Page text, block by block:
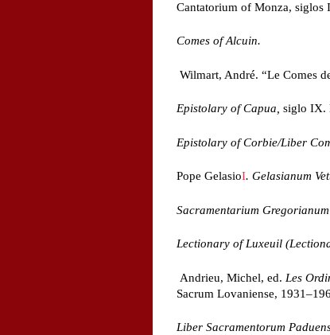
Cantatorium of Monza,
Comes of Alcuin.
Wilmart, André. “Le Comes
Epistolary of Capua, siglo IX.
Epistolary of Corbie/Liber
Pope GelasioI. Gelasianum
Sacramentarium
Lectionary of Luxeuil
Andrieu, Michel, ed. Les
Sacrum Lovaniense,
Liber Sacramentorum